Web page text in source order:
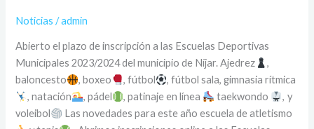
Noticias /admin
Abierto el plazo de inscripción a las Escuelas Deportivas
Municipales 2023/2024 del municipio de Níjar. Ajedrez
,
baloncesto
, boxeo , fútbol
, fútbol sala, gimnasia rítmica
, natación
, pádel , patinaje en línea taekwondo
, y
voleibol
Las novedades para este año escuela de atletismo